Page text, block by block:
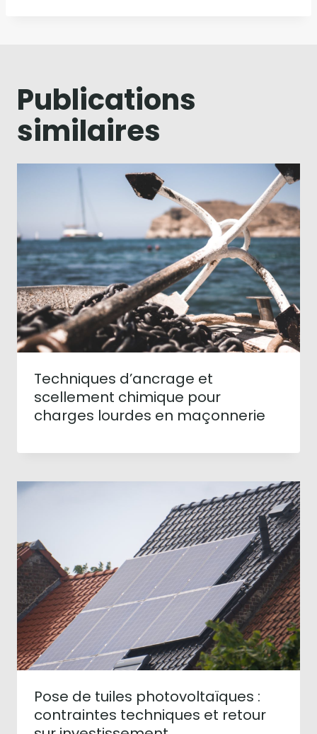
Publications
similaires
Techniques d’ancrage et
scellement chimique pour
charges lourdes en maçonnerie
Pose de tuiles photovoltaïques :
contraintes techniques et retour